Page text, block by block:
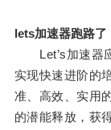
lets加速器跑路了
Let’s加速器应
实现快速进阶的
准、高效、实用
的潜能释放，获